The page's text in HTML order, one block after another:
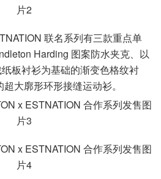
联名系列有三款重点单
Harding 图案防水夹克、以
板衬衫为基础的渐变色格纹衬
大廓形环形接缝运动衫。